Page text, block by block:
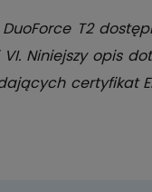
T2
Niniejszy opis
certyfikat EN